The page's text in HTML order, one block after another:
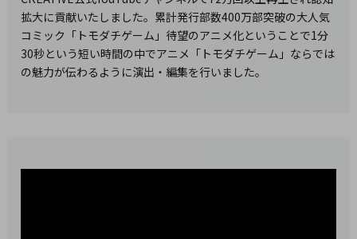
拡大に貢献いたしました。累計発行部数400万部突破の大人気
コミック「トモダチゲーム」待望のアニメ化ということで1分
30秒という短い時間の中でアニメ「トモダチゲーム」ならでは
の魅力が伝わるように演出・編集を行いました。